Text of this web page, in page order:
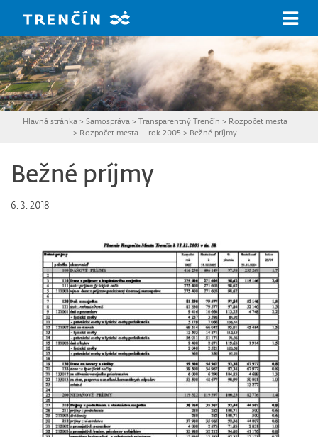
Hlavná stránka > Samospráva > Transparentný Trenčín > Rozpočet mesta
> Rozpočet mesta – rok 2005 > Bežné príjmy
Bežné príjmy
6. 3. 2018